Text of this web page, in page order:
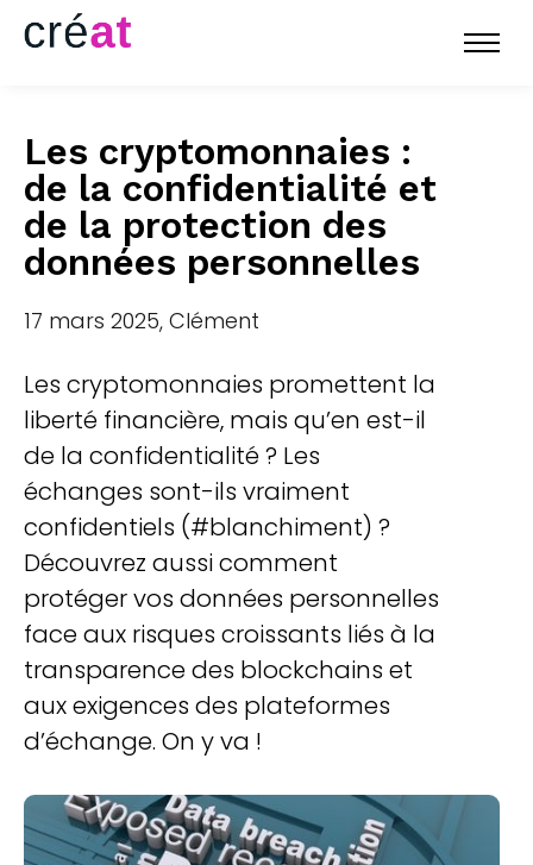
Les cryptomonnaies :
de la confidentialité et
de la protection des
données personnelles
17 mars 2025, Clément
Les cryptomonnaies promettent la
liberté financière, mais qu’en est-il
de la confidentialité ? Les
échanges sont-ils vraiment
confidentiels (#blanchiment) ?
Découvrez aussi comment
protéger vos données personnelles
face aux risques croissants liés à la
transparence des blockchains et
aux exigences des plateformes
d’échange. On y va !